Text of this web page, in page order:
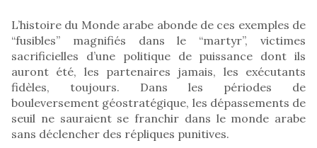
L’histoire du Monde arabe abonde de ces exemples de
“fusibles” magnifiés dans le “martyr”, victimes
sacrificielles d’une politique de puissance dont ils
auront été, les partenaires jamais, les exécutants
fidèles, toujours. Dans les périodes de
bouleversement géostratégique, les dépassements de
seuil ne sauraient se franchir dans le monde arabe
sans déclencher des répliques punitives.